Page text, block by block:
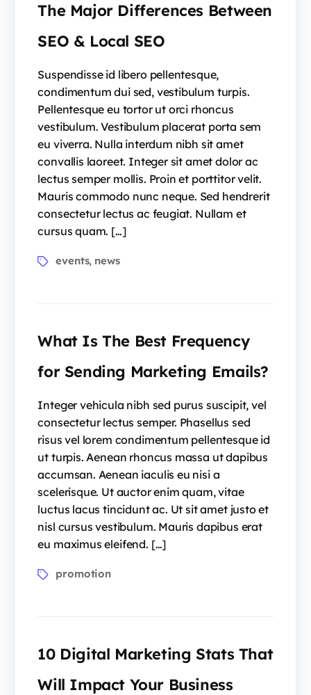
The Major Differences Between
SEO & Local SEO
Suspendisse id libero pellentesque,
condimentum dui sed, vestibulum turpis.
Pellentesque eu tortor ut orci rhoncus
vestibulum. Vestibulum placerat porta sem
eu viverra. Nulla interdum nibh sit amet
convallis laoreet. Integer sit amet dolor ac
lectus semper mollis. Proin et porttitor velit.
Mauris commodo nunc neque. Sed hendrerit
consectetur lectus ac feugiat. Nullam et
cursus quam. […]
events, news
What Is The Best Frequency
for Sending Marketing Emails?
Integer vehicula nibh sed purus suscipit, vel
consectetur lectus semper. Phasellus sed
risus vel lorem condimentum pellentesque id
ut turpis. Aenean rhoncus massa ut dapibus
accumsan. Aenean iaculis eu nisi a
scelerisque. Ut auctor enim quam, vitae
luctus lacus tincidunt ac. Ut sit amet justo et
nisl cursus vestibulum. Mauris dapibus erat
eu maximus eleifend. […]
promotion
10 Digital Marketing Stats That
Will Impact Your Business